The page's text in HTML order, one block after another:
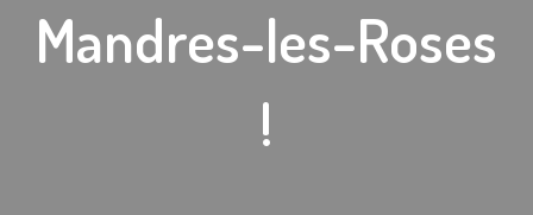
Mandres-les-Roses
!